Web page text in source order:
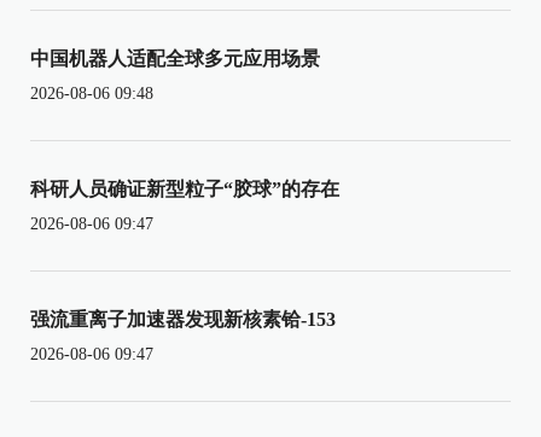
中国机器人适配全球多元应用场景
2026-08-06 09:48
科研人员确证新型粒子“胶球”的存在
2026-08-06 09:47
强流重离子加速器发现新核素铪-153
2026-08-06 09:47